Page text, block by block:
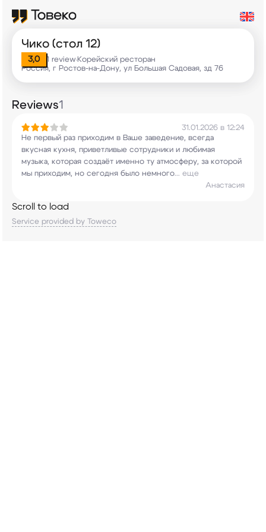
Чико (стол 12)
3,0 1 review•Корейский ресторан
Россия, г Ростов-на-Дону, ул Большая Садовая, зд 76
Reviews1
31.01.2026 в 12:24
Не первый раз приходим в Ваше заведение, всегда
вкусная кухня, приветливые сотрудники и любимая
музыка, которая создаёт именно ту атмосферу, за которой
мы приходим, но сегодня было немного... еще
Анастасия
Scroll to load
Service provided by Toweco